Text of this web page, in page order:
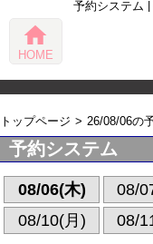
予約システム
home
HOME
トップページ 26/08/06の
予約システム
08/06(木) 08/
08/10(月)
08/